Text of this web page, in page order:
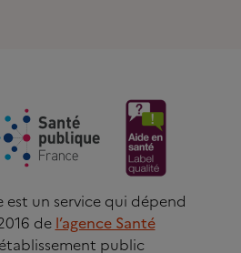
est un service qui dépend
de l’agence Santé
public